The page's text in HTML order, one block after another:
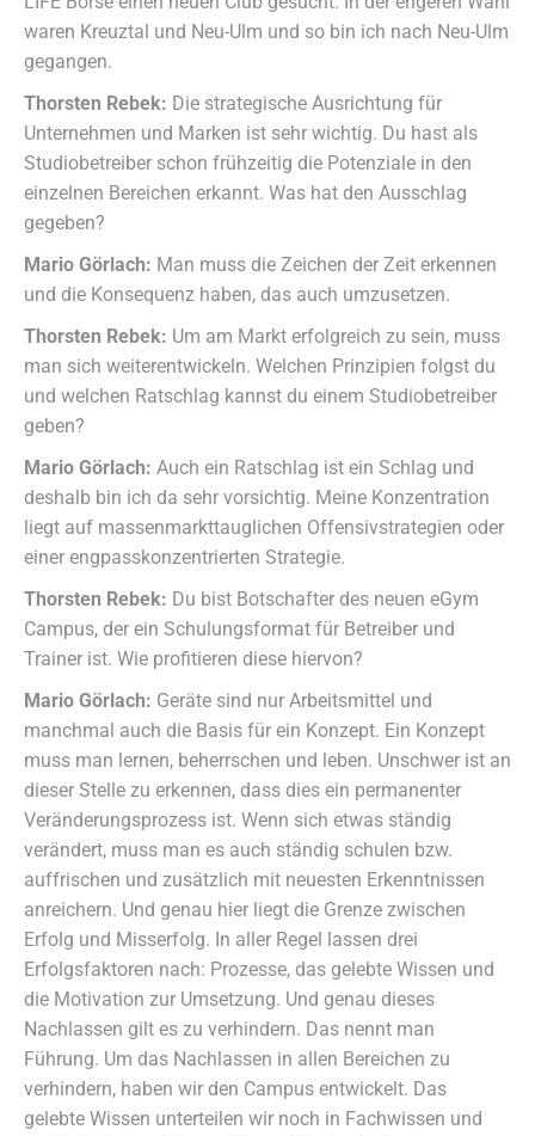
waren Kreuztal und Neu-Ulm und so bin ich nach Neu-Ulm
gegangen.
Thorsten Rebek: Die strategische Ausrichtung für
Unternehmen und Marken ist sehr wichtig. Du hast als
Studiobetreiber schon frühzeitig die Potenziale in den
einzelnen Bereichen erkannt. Was hat den Ausschlag
gegeben?
Mario Görlach: Man muss die Zeichen der Zeit erkennen
und die Konsequenz haben, das auch umzusetzen.
Thorsten Rebek: Um am Markt erfolgreich zu sein, muss
man sich weiterentwickeln. Welchen Prinzipien folgst du
und welchen Ratschlag kannst du einem Studiobetreiber
geben?
Mario Görlach: Auch ein Ratschlag ist ein Schlag und
deshalb bin ich da sehr vorsichtig. Meine Konzentration
liegt auf massenmarkttauglichen Offensivstrategien oder
einer engpasskonzentrierten Strategie.
Thorsten Rebek: Du bist Botschafter des neuen eGym
Campus, der ein Schulungsformat für Betreiber und
Trainer ist. Wie profitieren diese hiervon?
Mario Görlach: Geräte sind nur Arbeitsmittel und
manchmal auch die Basis für ein Konzept. Ein Konzept
muss man lernen, beherrschen und leben. Unschwer ist an
dieser Stelle zu erkennen, dass dies ein permanenter
Veränderungsprozess ist. Wenn sich etwas ständig
verändert, muss man es auch ständig schulen bzw.
auffrischen und zusätzlich mit neuesten Erkenntnissen
anreichern. Und genau hier liegt die Grenze zwischen
Erfolg und Misserfolg. In aller Regel lassen drei
Erfolgsfaktoren nach: Prozesse, das gelebte Wissen und
die Motivation zur Umsetzung. Und genau dieses
Nachlassen gilt es zu verhindern. Das nennt man
Führung. Um das Nachlassen in allen Bereichen zu
verhindern, haben wir den Campus entwickelt. Das
gelebte Wissen unterteilen wir noch in Fachwissen und